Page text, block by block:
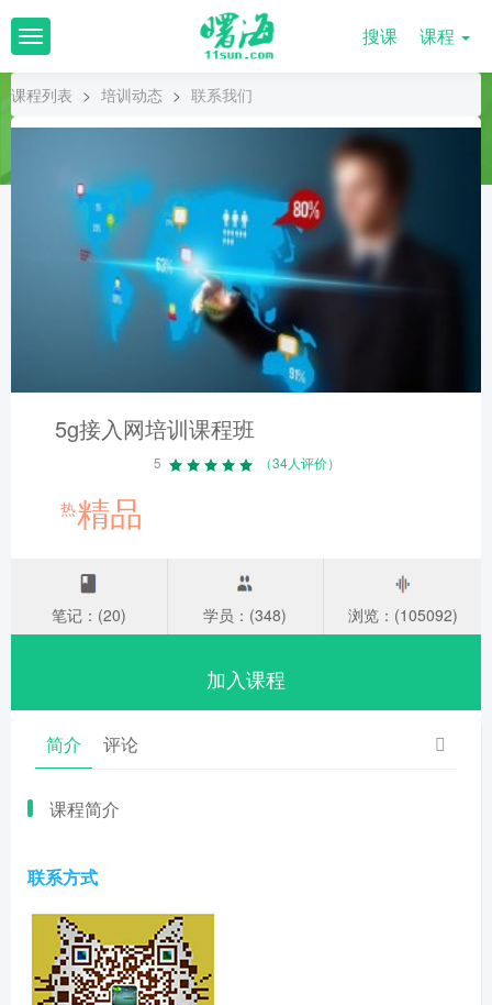
T
o
g
l
搜课 课程
课程列表 > 培训动态 > 联系我们
5g接入网培训课程班
5 （34人评价）
热精品
笔记：(20) 学员：(348) 浏览：(105092)
加入课程
简介 评论
课程简介
联系方式